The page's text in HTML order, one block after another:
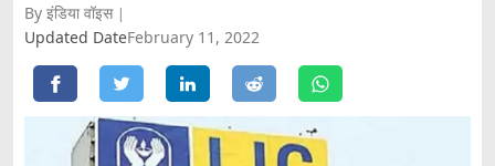
By इंडिया वॉइस
Updated DateFebruary 11, 2022